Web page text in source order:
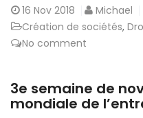
16 Nov 2018
Michael
Création de sociétés,
No comment
3e semaine de
mondiale de